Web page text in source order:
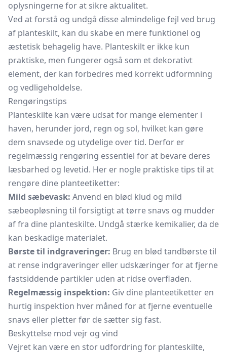
oplysningerne for at sikre aktualitet.
Ved at forstå og undgå disse almindelige fejl ved brug
af planteskilt, kan du skabe en mere funktionel og
æstetisk behagelig have. Planteskilt er ikke kun
praktiske, men fungerer også som et dekorativt
element, der kan forbedres med korrekt udformning
og vedligeholdelse.
Rengøringstips
Planteskilte kan være udsat for mange elementer i
haven, herunder jord, regn og sol, hvilket kan gøre
dem snavsede og utydelige over tid. Derfor er
regelmæssig rengøring essentiel for at bevare deres
læsbarhed og levetid. Her er nogle praktiske tips til at
rengøre dine planteetiketter:
Mild sæbevask: Anvend en blød klud og mild
sæbeopløsning til forsigtigt at tørre snavs og mudder
af fra dine planteskilte. Undgå stærke kemikalier, da de
kan beskadige materialet.
Børste til indgraveringer: Brug en blød tandbørste til
at rense indgraveringer eller udskæringer for at fjerne
fastsiddende partikler uden at ridse overfladen.
Regelmæssig inspektion: Giv dine planteetiketter en
hurtig inspektion hver måned for at fjerne eventuelle
snavs eller pletter før de sætter sig fast.
Beskyttelse mod vejr og vind
Vejret kan være en stor udfordring for planteskilte,